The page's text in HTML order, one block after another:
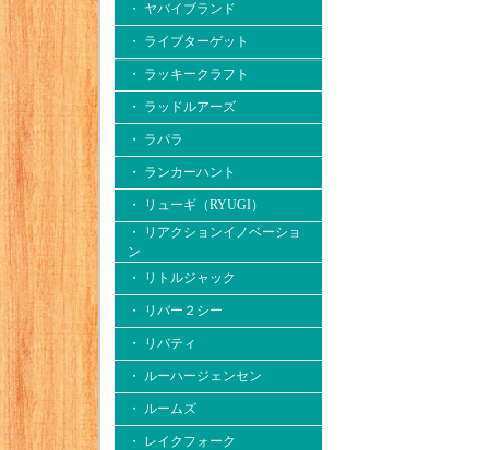
・ ヤバイブランド
・ ライブターゲット
・ ラッキークラフト
・ ラッドルアーズ
・ ラパラ
・ ランカーハント
・ リューギ（RYUGI）
・ リアクションイノベーショ
ン
・ リトルジャック
・ リバー２シー
・ リバティ
・ ルーハージェンセン
・ ルームズ
・ レイクフォーク